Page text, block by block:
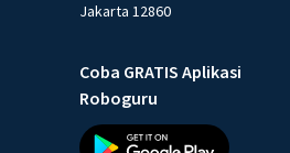
Jakarta 12860
Coba GRATIS Aplikasi
Roboguru